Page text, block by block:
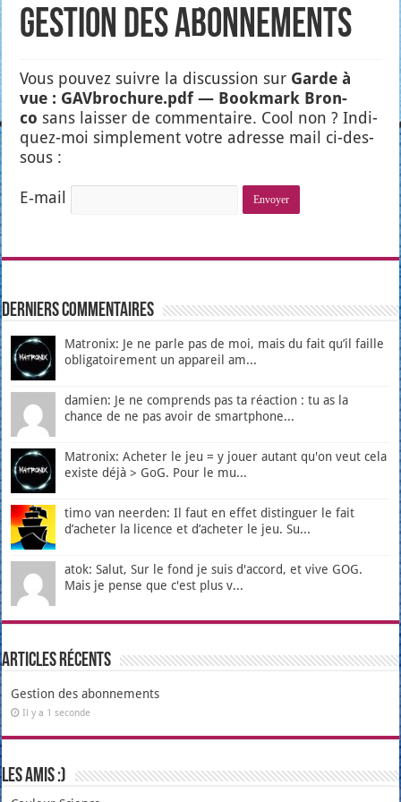
Gestion des abonnements
Vous pou­vez suivre la dis­cus­sion sur Garde à
vue : GAVbrochure.pdf — Book­mark Bron­
co sans lais­ser de com­men­taire. Cool non ? Indi­
quez-moi sim­ple­ment votre adresse mail ci-des­
sous :
E‑mail
Derniers Commentaires
Matronix: Je ne parle pas de moi, mais du fait qu’il faille
obligatoirement un appareil am...
damien: Je ne comprends pas ta réaction : tu as la
chance de ne pas avoir de smartphone...
Matronix: Acheter le jeu = y jouer autant qu'on veut cela
existe déjà > GoG. Pour le mu...
timo van neerden: Il faut en effet distinguer le fait
d’acheter la licence et d’acheter le jeu. Su...
atok: Salut, Sur le fond je suis d'accord, et vive GOG.
Mais je pense que c'est plus v...
Articles récents
Gestion des abonnements
Il y a 1 seconde
Les amis :)